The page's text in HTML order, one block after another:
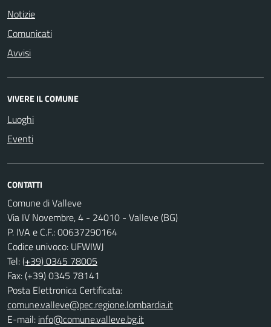
Notizie
Comunicati
Avvisi
VIVERE IL COMUNE
Luoghi
Eventi
CONTATTI
Comune di Valleve
Via IV Novembre, 4 - 24010 - Valleve (BG)
P. IVA e C.F.: 00637290164
Codice univoco: UFWIWJ
Tel:(+39) 0345 78005
Fax: (+39) 0345 78141
Posta Elettronica Certificata:
comune.valleve@pec.regione.lombardia.it
E-mail: info@comune.valleve.bg.it